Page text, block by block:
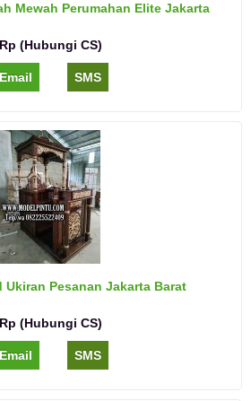
Mewah Perumahan Elite Jakarta
Rp (Hubungi CS)
Email SMS
Ukiran Pesanan Jakarta Barat
Rp (Hubungi CS)
Email SMS